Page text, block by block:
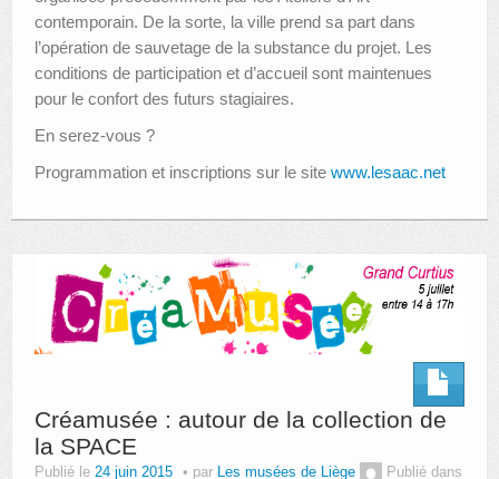
contemporain. De la sorte, la ville prend sa part dans
l’opération de sauvetage de la substance du projet. Les
conditions de participation et d’accueil sont maintenues
pour le confort des futurs stagiaires.
En serez-vous ?
Programmation et inscriptions sur le site www.lesaac.net
Créamusée : autour de la collection de
la SPACE
Publié le 24 juin 2015 par Les musées de Liège
Publié dans